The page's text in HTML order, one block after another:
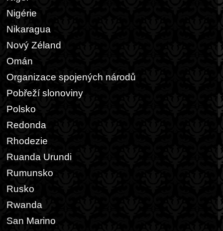
Nigérie
Nikaragua
Nový Zéland
Omán
Organizace spojených národů
Pobřeží slonoviny
Polsko
Redonda
Rhodezie
Ruanda Urundi
Rumunsko
Rusko
Rwanda
San Marino